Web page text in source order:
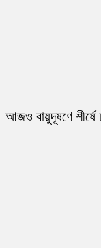
আজও বায়ুদূষণে শীর্ষে